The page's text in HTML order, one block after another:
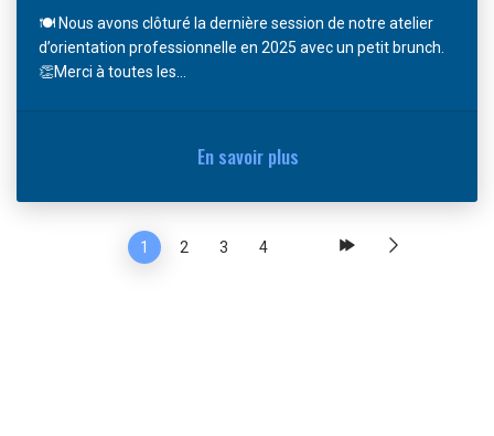
🍽️ Nous avons clôturé la dernière session de notre atelier
d’orientation professionnelle en 2025 avec un petit brunch.
👏Merci à toutes les...
En savoir plus
1 2 3 4